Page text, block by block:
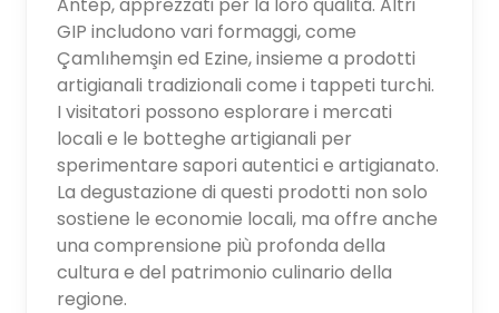
GIP includono vari formaggi, come
Çamlıhemşin ed Ezine, insieme a prodotti
artigianali tradizionali come i tappeti turchi.
I visitatori possono esplorare i mercati
locali e le botteghe artigianali per
sperimentare sapori autentici e artigianato.
La degustazione di questi prodotti non solo
sostiene le economie locali, ma offre anche
una comprensione più profonda della
cultura e del patrimonio culinario della
regione.